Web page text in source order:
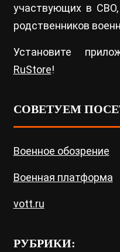
участвующих в
родственников
Установите
RuStore!
СОВЕТУЕМ
Военное обозрение
Военная платформа
vott.ru
РУБРИКИ: